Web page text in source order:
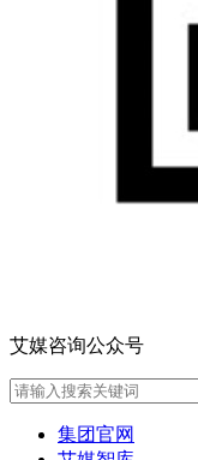
艾媒咨询公众号
集团官网